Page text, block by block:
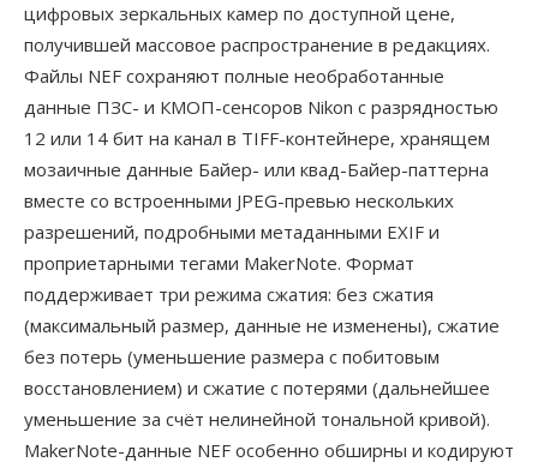
цифровых зеркальных камер по доступной цене,
получившей массовое распространение в редакциях.
Файлы NEF сохраняют полные необработанные
данные ПЗС- и КМОП-сенсоров Nikon с разрядностью
12 или 14 бит на канал в TIFF-контейнере, хранящем
мозаичные данные Байер- или квад-Байер-паттерна
вместе со встроенными JPEG-превью нескольких
разрешений, подробными метаданными EXIF и
проприетарными тегами MakerNote. Формат
поддерживает три режима сжатия: без сжатия
(максимальный размер, данные не изменены), сжатие
без потерь (уменьшение размера с побитовым
восстановлением) и сжатие с потерями (дальнейшее
уменьшение за счёт нелинейной тональной кривой).
MakerNote-данные NEF особенно обширны и кодируют